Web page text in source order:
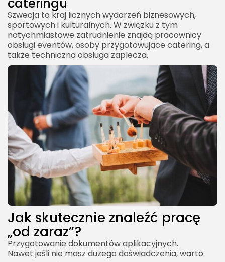
Szwecja to kraj licznych wydarzeń biznesowych,
sportowych i kulturalnych. W związku z tym
natychmiastowe zatrudnienie znajdą pracownicy
obsługi eventów, osoby przygotowujące catering, a
także techniczna obsługa zaplecza.
Jak skutecznie znaleźć pracę
„od zaraz”?
Przygotowanie dokumentów aplikacyjnych.
Nawet jeśli nie masz dużego doświadczenia, warto: